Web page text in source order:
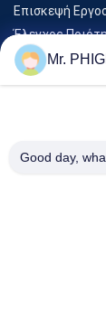
Επισκεψή
Έλεγχος
Sitemap
Εκδηλώσεις
Mr.
Good day,